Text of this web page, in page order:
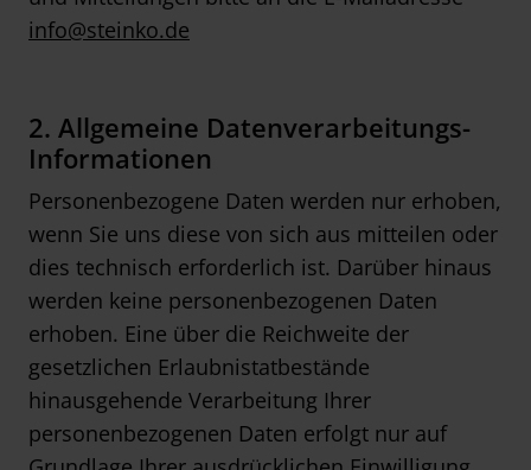
info@steinko.de
2. Allgemeine Datenverarbeitungs-
Informationen
Personenbezogene Daten werden nur erhoben,
wenn Sie uns diese von sich aus mitteilen oder
dies technisch erforderlich ist. Darüber hinaus
werden keine personenbezogenen Daten
erhoben. Eine über die Reichweite der
gesetzlichen Erlaubnistatbestände
hinausgehende Verarbeitung Ihrer
personenbezogenen Daten erfolgt nur auf